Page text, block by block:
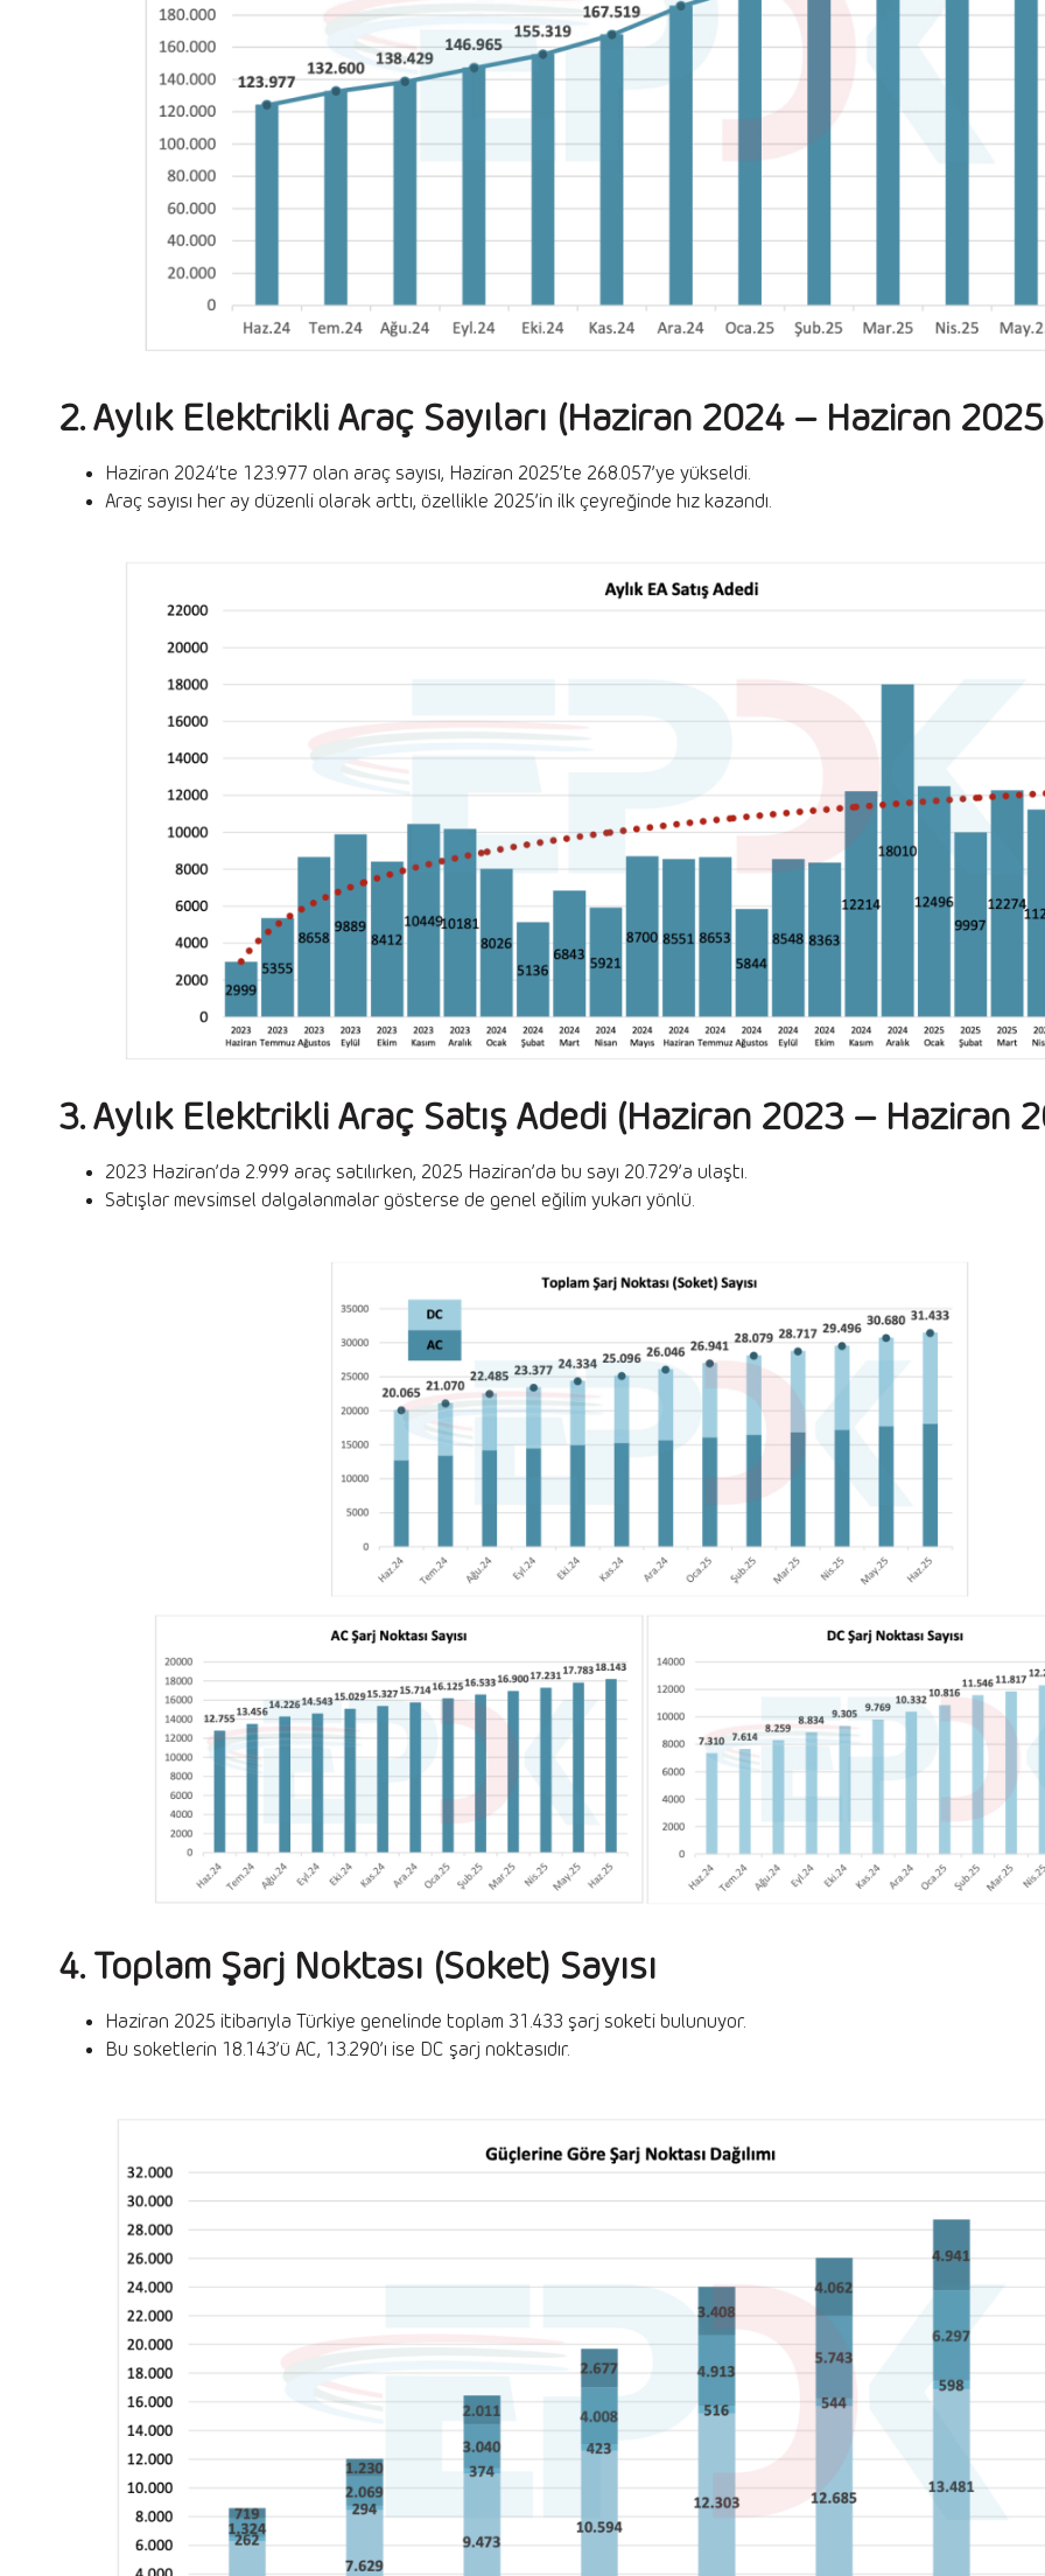
2. Aylık Elektrikli Araç Sayıları (Haziran 2024 – Haziran
Haziran 2024’te 123.977 olan araç sayısı, Haziran 2025’te 268.057’ye yükseldi.
Araç sayısı her ay düzenli olarak arttı, özellikle 2025’in ilk çeyreğinde hız kazandı.
3. Aylık Elektrikli Araç Satış Adedi (Haziran 2023 – Haziran
2023 Haziran’da 2.999 araç satılırken, 2025 Haziran’da bu sayı 20.729’a ulaştı.
Satışlar mevsimsel dalgalanmalar gösterse de genel eğilim yukarı yönlü.
4. Toplam Şarj Noktası (Soket) Sayısı
Haziran 2025 itibarıyla Türkiye genelinde toplam 31.433 şarj soketi bulunuyor.
Bu soketlerin 18.143’ü AC, 13.290’ı ise DC şarj noktasıdır.